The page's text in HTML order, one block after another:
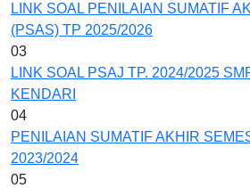
LINK SOAL PENILAIAN SUMATIF
(PSAS) TP 2025/2026
03
LINK SOAL PSAJ TP. 2024/2025
KENDARI
04
PENILAIAN SUMATIF AKHIR
2023/2024
05